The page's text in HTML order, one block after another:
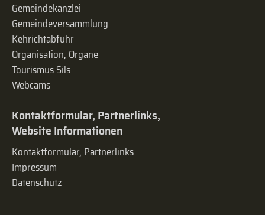
Gemeindekanzlei
Gemeinde­versammlung
Kehrichtabfuhr
Organisation, Organe
Tourismus Sils
Webcams
Kontaktformular, Partnerlinks,
Website Informationen
Kontaktformular, Partnerlinks
Impressum
Datenschutz